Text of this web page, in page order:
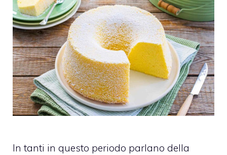
In tanti in questo periodo parlano della